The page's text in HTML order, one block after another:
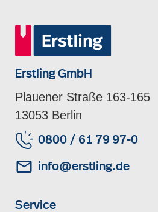
Erstling GmbH
Plauener Straße 163-165
13053 Berlin
0800 / 61 79 97-0
info@erstling.de
Service